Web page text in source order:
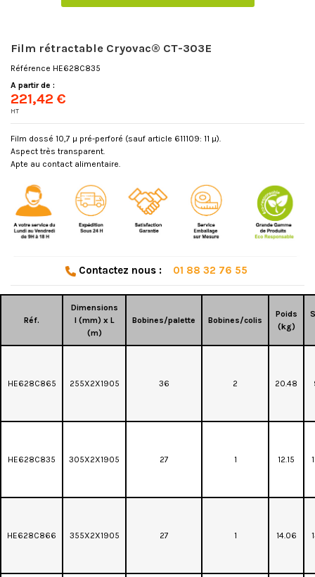
Film rétractable Cryovac® CT-303E
Référence HE628C835
A partir de :
221,42 €
HT
Film dossé 10,7 µ pré-perforé (sauf article 611109: 11 µ).
Aspect très transparent.
Apte au contact alimentaire.
Contactez nous : 01 88 32 76 55
Réf.
Dimensions
l (mm) x L
(m)
Bobines/palette Bobines/colis
Poids
(kg)
HE628C865 255X2X1905 36 2 20.48
HE628C835 305X2X1905 27 1 12.15
HE628C866 355X2X1905 27 1 14.06